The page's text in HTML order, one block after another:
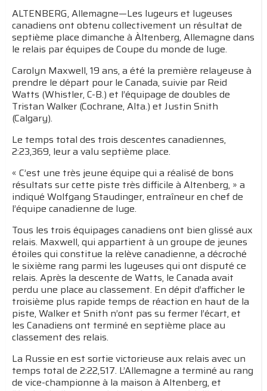
ALTENBERG, Allemagne—Les lugeurs et lugeuses
canadiens ont obtenu collectivement un résultat de
septième place dimanche à Àltenberg, Allemagne dans
le relais par équipes de Coupe du monde de luge.
Carolyn Maxwell, 19 ans, a été la première relayeuse à
prendre le départ pour le Canada, suivie par Reid
Watts (Whistler, C-B.) et l’équipage de doubles de
Tristan Walker (Cochrane, Alta.) et Justin Snith
(Calgary).
Le temps total des trois descentes canadiennes,
2:23,369, leur a valu septième place.
« C’est une très jeune équipe qui a réalisé de bons
résultats sur cette piste très difficile à Altenberg, » a
indiqué Wolfgang Staudinger, entraîneur en chef de
l’équipe canadienne de luge.
Tous les trois équipages canadiens ont bien glissé aux
relais. Maxwell, qui appartient à un groupe de jeunes
étoiles qui constitue la relève canadienne, a décroché
le sixième rang parmi les lugeuses qui ont disputé ce
relais. Après la descente de Watts, le Canada avait
perdu une place au classement. En dépit d’afficher le
troisième plus rapide temps de réaction en haut de la
piste, Walker et Snith n’ont pas su fermer l’écart, et
les Canadiens ont terminé en septième place au
classement des relais.
La Russie en est sortie victorieuse aux relais avec un
temps total de 2:22,517. L’Allemagne a terminé au rang
de vice-championne à la maison à Altenberg, et